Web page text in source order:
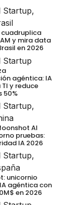
Startup,
cuadruplica
y mira data
en 2026
Startup
agéntica: IA
y reduce
50%
Startup,
AI
pruebas:
IA 2026
Startup,
unicornio
agéntica con
en 2026